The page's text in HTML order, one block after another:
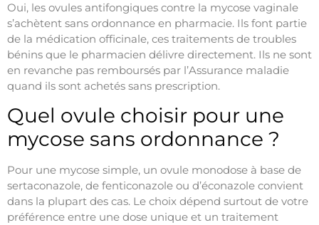
Oui, les ovules antifongiques contre la mycose vaginale
s’achètent sans ordonnance en pharmacie. Ils font partie
de la médication officinale, ces traitements de troubles
bénins que le pharmacien délivre directement. Ils ne sont
en revanche pas remboursés par l’Assurance maladie
quand ils sont achetés sans prescription.
Quel ovule choisir pour une
mycose sans ordonnance ?
Pour une mycose simple, un ovule monodose à base de
sertaconazole, de fenticonazole ou d’éconazole convient
dans la plupart des cas. Le choix dépend surtout de votre
préférence entre une dose unique et un traitement